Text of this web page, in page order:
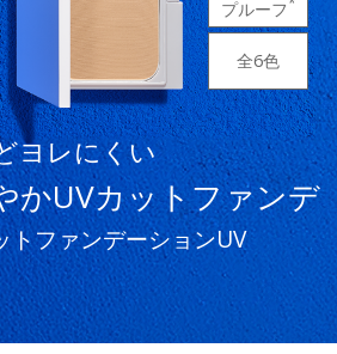
プルーフ
全6色
ヨレにくい
かUVカットファンデ
トファンデーションUV